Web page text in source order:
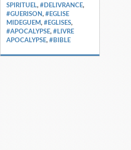
SPIRITUEL, #DELIVRANCE,
#GUERISON, #EGLISE
MIDEGUEM, #EGLISES,
#APOCALYPSE, #LIVRE
APOCALYPSE, #BIBLE